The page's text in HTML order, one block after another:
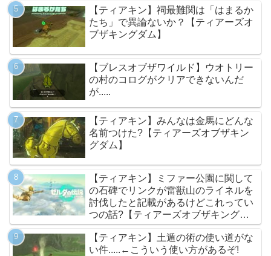
【ティアキン】祠最難関は「はまるか
たち」で異論ないか？【ティアーズオ
ブザキングダム】
【ブレスオブザワイルド】ウオトリー
の村のコログがクリアできないんだ
が.....
【ティアキン】みんなは金馬にどんな
名前つけた?【ティアーズオブザキン
グダム】
【ティアキン】ミファー公園に関して
の石碑でリンクが雷獣山のライネルを
討伐したと記載があるけどこれってい
つの話?【ティアーズオブザキングダ
ム】
【ティアキン】土遁の術の使い道がな
い件.....←こういう使い方があるぞ!